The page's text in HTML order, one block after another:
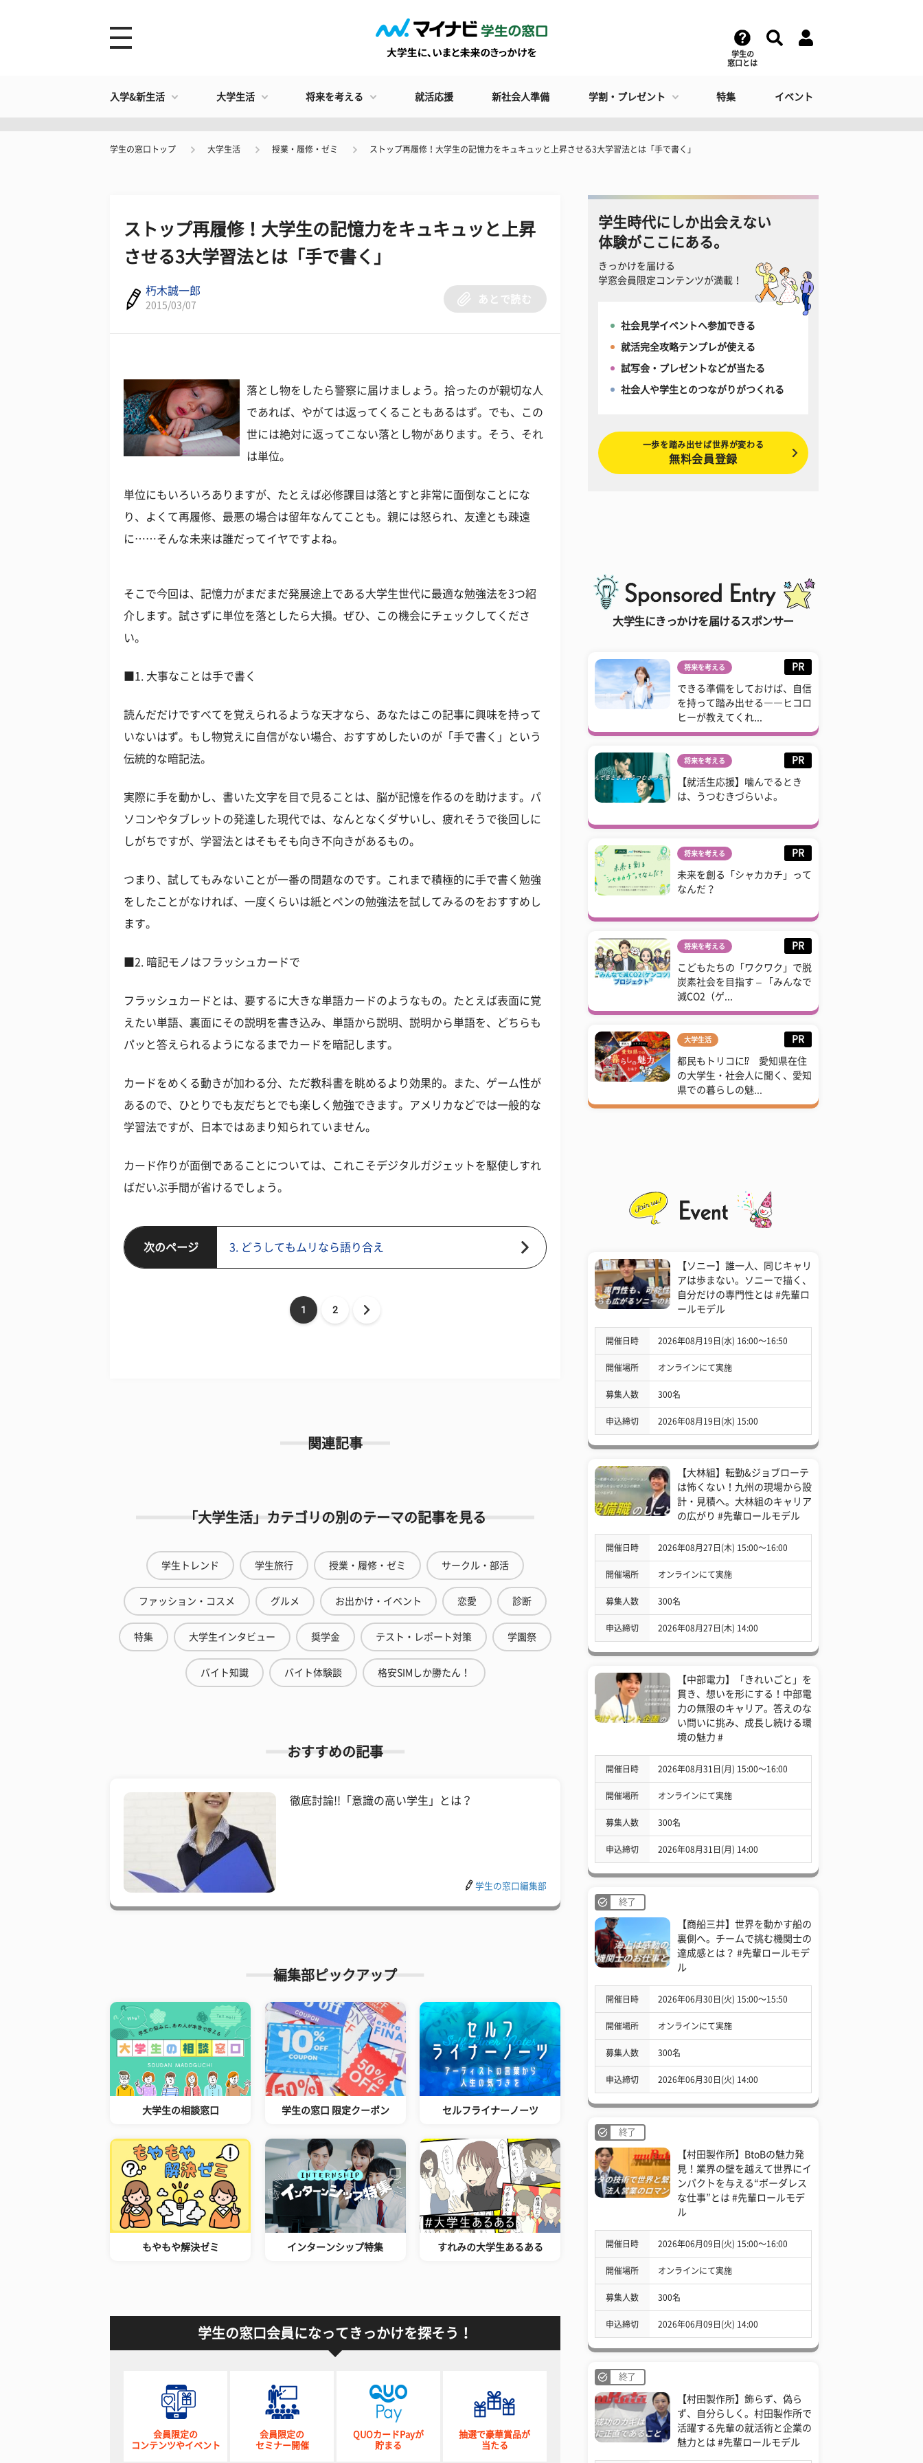
学生の
窓口とは
入学&新生活 大学生活 将来を考える 就活応援 新社会人準備 学割・プレゼント 特集 イベント
学生の窓口トップ 大学生活 授業・履修・ゼミ ストップ再履修！大学生の記憶力をキュキュッと上昇させる3大学習法とは「手で書く」
ストップ再履修！大学生の記憶力をキュキュッと上昇
させる3大学習法とは「手で書く」
朽木誠一郎
2015/03/07
あとで読む
落とし物をしたら警察に届けましょう。拾ったのが親切な人
であれば、やがては返ってくることもあるはず。でも、この
世には絶対に返ってこない落とし物があります。そう、それ
は単位。
単位にもいろいろありますが、たとえば必修課目は落とすと非常に面倒なことにな
り、よくて再履修、最悪の場合は留年なんてことも。親には怒られ、友達とも疎遠
に……そんな未来は誰だってイヤですよね。
そこで今回は、記憶力がまだまだ発展途上である大学生世代に最適な勉強法を3つ紹
介します。試さずに単位を落としたら大損。ぜひ、この機会にチェックしてくださ
い。
■1. 大事なことは手で書く
読んだだけですべてを覚えられるような天才なら、あなたはこの記事に興味を持って
いないはず。もし物覚えに自信がない場合、おすすめしたいのが「手で書く」という
伝統的な暗記法。
実際に手を動かし、書いた文字を目で見ることは、脳が記憶を作るのを助けます。パ
ソコンやタブレットの発達した現代では、なんとなくダサいし、疲れそうで後回しに
しがちですが、学習法とはそもそも向き不向きがあるもの。
つまり、試してもみないことが一番の問題なのです。これまで積極的に手で書く勉強
をしたことがなければ、一度くらいは紙とペンの勉強法を試してみるのをおすすめし
ます。
■2. 暗記モノはフラッシュカードで
フラッシュカードとは、要するに大きな単語カードのようなもの。たとえば表面に覚
えたい単語、裏面にその説明を書き込み、単語から説明、説明から単語を、どちらも
パッと答えられるようになるまでカードを暗記します。
カードをめくる動きが加わる分、ただ教科書を眺めるより効果的。また、ゲーム性が
あるので、ひとりでも友だちとでも楽しく勉強できます。アメリカなどでは一般的な
学習法ですが、日本ではあまり知られていません。
カード作りが面倒であることについては、これこそデジタルガジェットを駆使しすれ
ばだいぶ手間が省けるでしょう。
次のページ 3. どうしてもムリなら語り合え
1 2
関連記事
「大学生活」カテゴリの別のテーマの記事を見る
学生トレンド 学生旅行 授業・履修・ゼミ サークル・部活
ファッション・コスメ グルメ お出かけ・イベント 恋愛 診断
特集 大学生インタビュー 奨学金 テスト・レポート対策 学園祭
バイト知識 バイト体験談 格安SIMしか勝たん！
おすすめの記事
徹底討論!!「意識の高い学生」とは？
学生の窓口編集部
編集部ピックアップ
大学生の相談窓口 学生の窓口 限定クーポン セルフライナーノーツ
もやもや解決ゼミ インターンシップ特集 すれみの大学生あるある
学生の窓口会員になってきっかけを探そう！
会員限定の
コンテンツやイベント
会員限定の
セミナー開催
QUOカードPayが
貯まる
抽選で豪華賞品が
当たる
学生時代にしか出会えない
体験がここにある。
きっかけを届ける
学窓会員限定コンテンツが満載！
社会見学イベントへ参加できる
就活完全攻略テンプレが使える
試写会・プレゼントなどが当たる
社会人や学生とのつながりがつくれる
一歩を踏み出せば世界が変わる
無料会員登録
大学生にきっかけを届けるスポンサー
将来を考える PR
できる準備をしておけば、自信
を持って踏み出せる――ヒコロ
ヒーが教えてくれ...
将来を考える PR
【就活生応援】噛んでるとき
は、うつむきづらいよ。
将来を考える PR
未来を創る「シャカカチ」って
なんだ？
将来を考える PR
こどもたちの「ワクワク」で脱
炭素社会を目指す – 「みんなで
減CO2（ゲ...
大学生活 PR
都民もトリコに⁉ 愛知県在住
の大学生・社会人に聞く、愛知
県での暮らしの魅...
【ソニー】誰一人、同じキャリ
アは歩まない。ソニーで描く、
自分だけの専門性とは #先輩ロ
ールモデル
開催日時 2026年08月19日(水) 16:00〜16:50
開催場所 オンラインにて実施
募集人数 300名
申込締切 2026年08月19日(水) 15:00
【大林組】転勤&ジョブローテ
は怖くない！九州の現場から設
計・見積へ。大林組のキャリア
の広がり #先輩ロールモデル
開催日時 2026年08月27日(木) 15:00〜16:00
開催場所 オンラインにて実施
募集人数 300名
申込締切 2026年08月27日(木) 14:00
【中部電力】「きれいごと」を
貫き、想いを形にする！中部電
力の無限のキャリア。答えのな
い問いに挑み、成長し続ける環
境の魅力 #
開催日時 2026年08月31日(月) 15:00〜16:00
開催場所 オンラインにて実施
募集人数 300名
申込締切 2026年08月31日(月) 14:00
終了
【商船三井】世界を動かす船の
裏側へ。チームで挑む機関士の
達成感とは？ #先輩ロールモデ
ル
開催日時 2026年06月30日(火) 15:00〜15:50
開催場所 オンラインにて実施
募集人数 300名
申込締切 2026年06月30日(火) 14:00
終了
【村田製作所】BtoBの魅力発
見！業界の壁を越えて世界にイ
ンパクトを与える“ボーダレス
な仕事”とは #先輩ロールモデ
ル
開催日時 2026年06月09日(火) 15:00〜16:00
開催場所 オンラインにて実施
募集人数 300名
申込締切 2026年06月09日(火) 14:00
終了
【村田製作所】飾らず、偽ら
ず、自分らしく。村田製作所で
活躍する先輩の就活術と企業の
魅力とは #先輩ロールモデル